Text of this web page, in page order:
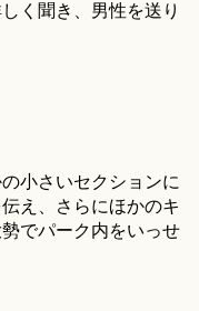
く聞き、男性を送り
小さいセクションに
え、さらにほかのキ
でパーク内をいっせ